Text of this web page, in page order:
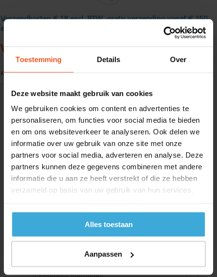
Toestemming Details Over
Deze website maakt gebruik van cookies
We gebruiken cookies om content en advertenties te
personaliseren, om functies voor social media te bieden
en om ons websiteverkeer te analyseren. Ook delen we
informatie over uw gebruik van onze site met onze
partners voor social media, adverteren en analyse. Deze
partners kunnen deze gegevens combineren met andere
informatie die u aan ze heeft verstrekt of die ze hebben
verzameld op basis van uw gebruik van hun services.
Alles toestaan
Aanpassen
Verzendkosten € 18 excl. BTW, gratis verzending vanaf € 250
excl. BTW
Warmgewalst hoekstaal 30 x 30 x 5 mm
Kwaliteit: S235JR volgens EN10025
Gewenste
lengtemaat in
(max. 2000 mm)
+/- 2 mm lengtetolerantie
Materiaalkosten
Alle bedragen zijn excl. 21% BTW